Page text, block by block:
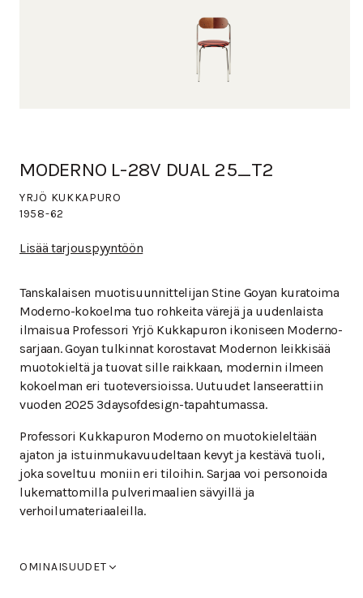
MODERNO L-28V DUAL 25_T2
YRJÖ KUKKAPURO
1958-62
Lisää tarjouspyyntöön
Tanskalaisen muotisuunnittelijan Stine Goyan kuratoima
Moderno-kokoelma tuo rohkeita värejä ja uudenlaista
ilmaisua Professori Yrjö Kukkapuron ikoniseen Moderno-
sarjaan. Goyan tulkinnat korostavat Modernon leikkisää
muotokieltä ja tuovat sille raikkaan, modernin ilmeen
kokoelman eri tuoteversioissa. Uutuudet lanseerattiin
vuoden 2025 3daysofdesign-tapahtumassa.
Professori Kukkapuron Moderno on muotokieleltään
ajaton ja istuinmukavuudeltaan kevyt ja kestävä tuoli,
joka soveltuu moniin eri tiloihin. Sarjaa voi personoida
lukemattomilla pulverimaalien sävyillä ja
verhoilumateriaaleilla.
OMINAISUUDET